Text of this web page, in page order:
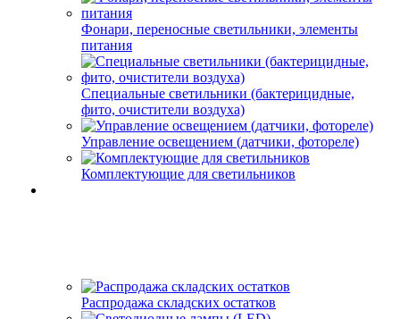
Фонари, переносные светильники, элементы
питания
Специальные светильники (бактерицидные,
фито, очистители воздуха)
Управление освещением (датчики, фотореле)
Комплектующие для светильников
Распродажа складских остатков